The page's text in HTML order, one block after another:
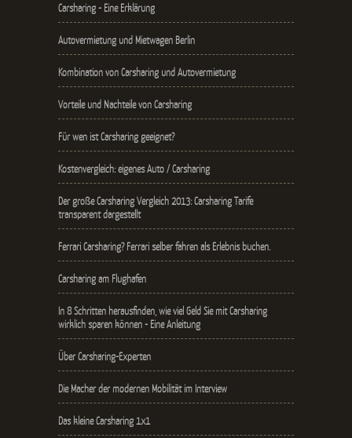
Carsharing - Eine Erklärung
Autovermietung und Mietwagen Berlin
Kombination von Carsharing und Autovermietung
Vorteile und Nachteile von Carsharing
Für wen ist Carsharing geeignet?
Kostenvergleich: eigenes Auto / Carsharing
Der große Carsharing Vergleich 2013: Carsharing Tarife
transparent dargestellt
Ferrari Carsharing? Ferrari selber fahren als Erlebnis buchen.
Carsharing am Flughafen
In 8 Schritten herausfinden, wie viel Geld Sie mit Carsharing
wirklich sparen können - Eine Anleitung
Über Carsharing-Experten
Die Macher der modernen Mobilität im Interview
Das kleine Carsharing 1x1